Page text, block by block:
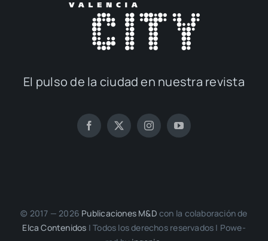
El pul­so de la ciu­dad en nues­tra revis­ta
© 2017 — 2026 Publi­ca­cio­nes M&D con la cola­bo­ra­ción de
Elca Con­te­ni­dos | Todos los dere­chos reser­va­dos | Powe­